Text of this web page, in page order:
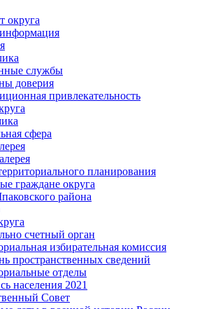
округа
службы
доверия
привлекательность
сфера
планирования
граждане округа
района
счетный орган
избирательная комиссия
пространственных сведений
отделы
населения 2021
Совет